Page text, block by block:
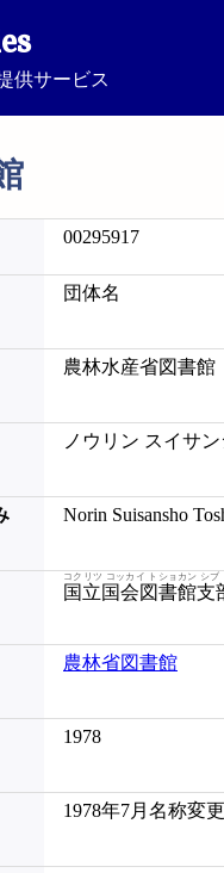
供サービス
00295917
団体名
農林水産省図書館
ノウリン スイサ
Norin Suisansho
国立国会図書館支
コクリツ コッカイ トショカン シ
農林省図書館
1978
1978年7月名称変更